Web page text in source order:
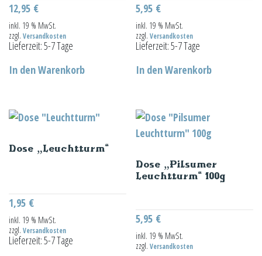
12,95 €
inkl. 19 % MwSt.
zzgl. Versandkosten
Lieferzeit:5-7 Tage
In den Warenkorb
5,95 €
inkl. 19 % MwSt.
zzgl.Versandkosten
Lieferzeit:5-7 Tage
In den Warenkorb
Dose „Leuchtturm“
1,95 €
inkl. 19 % MwSt.
zzgl. Versandkosten
Lieferzeit:5-7 Tage
Dose „Pilsumer
Leuchtturm“ 100g
5,95 €
inkl. 19 % MwSt.
zzgl.Versandkosten